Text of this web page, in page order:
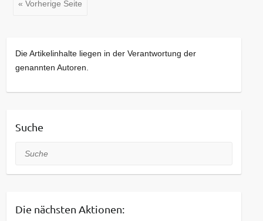
« Vorherige Seite
Die Artikelinhalte liegen in der Verantwortung der
genannten Autoren.
Suche
Suche
Die nächsten Aktionen: